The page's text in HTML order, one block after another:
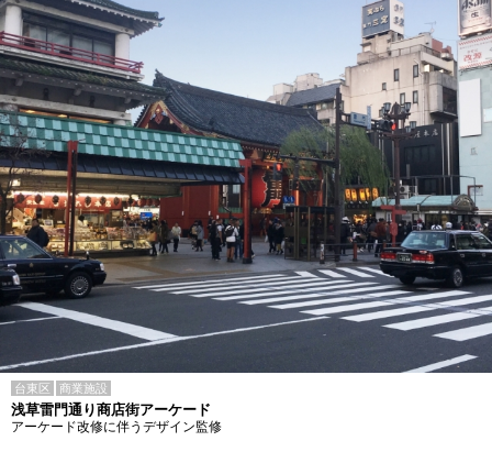
台東区 商業施設
浅草雷門通り商店街アーケード
アーケード改修に伴うデザイン監修